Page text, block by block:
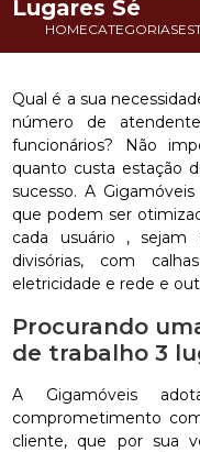
HOMECATEGORIAS
Lugares Sé
Qual é a sua
número de
funcionários? Não
quanto custa estação
sucesso. A
que podem ser
cada usuário , sejam
divisórias, com
eletricidade e rede e
Procurando
de trabalho 3
A Gigamóveis
comprometimento
cliente, que por sua